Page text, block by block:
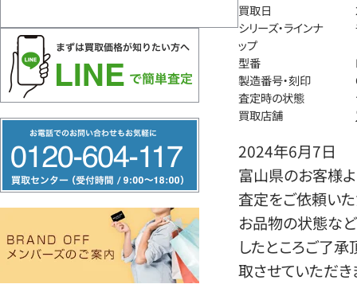
リ
ー
ヤ
買取日
シリーズ・ラインナ
ップ
型番
製造番号・刻印
査定時の状態
買取店舗
2024年6月7日
富山県のお客様よ
査定をご依頼いた
お品物の状態など
したところご了
取させていただき